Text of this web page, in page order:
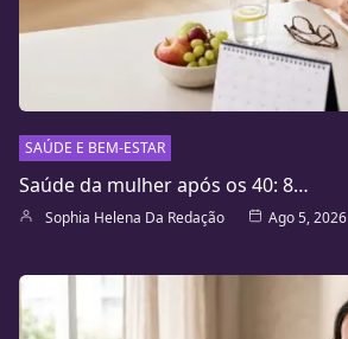
SAÚDE E BEM-ESTAR
Saúde da mulher após os 40: 8…
Sophia Helena Da Redação Ago 5, 2026